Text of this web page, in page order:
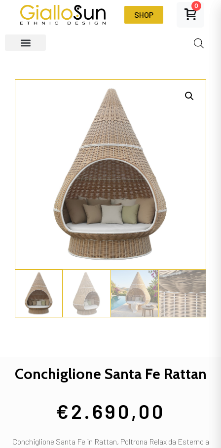
SHOP
0
Conchiglione Santa Fe Rattan
€2.690,00
Conchiglione Santa Fe in Rattan, Poltrona Relax da Esterno a